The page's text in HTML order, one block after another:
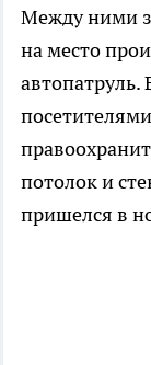
Между ними
на место
автопатруль.
потолок и
пришелся в